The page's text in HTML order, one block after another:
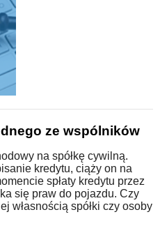
ze wspólników
na spółkę cywilną.
kredytu, ciąży on na
spłaty kredytu przez
się praw do pojazdu. Czy
własnością spółki czy osoby